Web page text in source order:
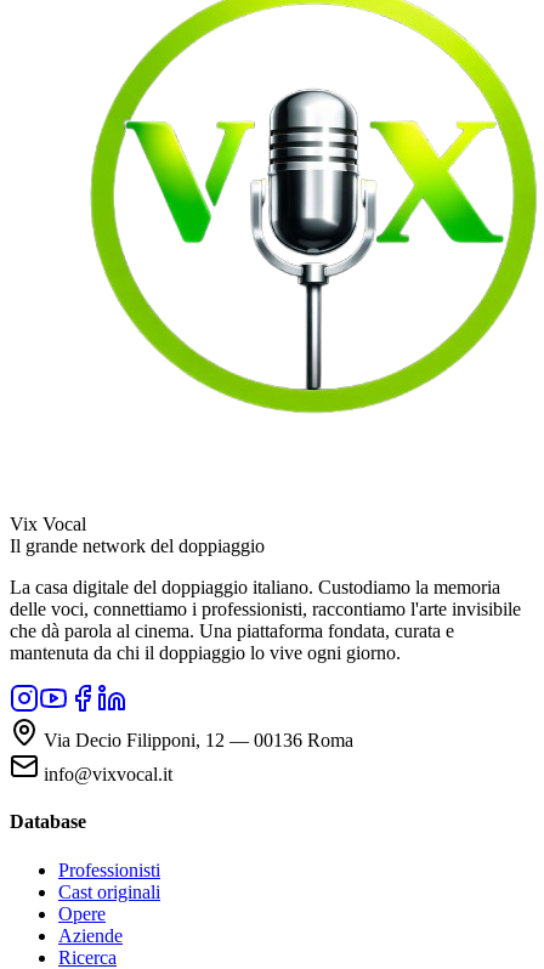
Vix Vocal
Il grande network del doppiaggio
La casa digitale del doppiaggio italiano. Custodiamo la memoria
delle voci, connettiamo i professionisti, raccontiamo l'arte invisibile
che dà parola al cinema. Una piattaforma fondata, curata e
mantenuta da chi il doppiaggio lo vive ogni giorno.
Via Decio Filipponi, 12 — 00136 Roma
info@vixvocal.it
Database
Professionisti
Cast originali
Opere
Aziende
Ricerca